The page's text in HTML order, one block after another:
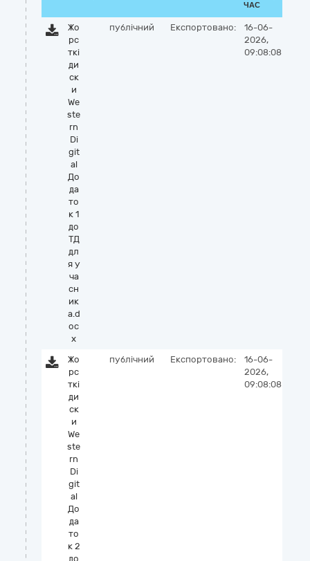
ЧАС
Жо
рс
ткі
ди
ск
и
We
ste
rn
Di
git
al
До
да
то
к 1
до
ТД
дл
я у
ча
сн
ик
а.d
oc
x
публічний Експортовано:
16-06-
2026,
09:08:08
Жо
рс
ткі
ди
ск
и
We
ste
rn
Di
git
al
До
да
то
к 2
до
публічний Експортовано:
16-06-
2026,
09:08:08